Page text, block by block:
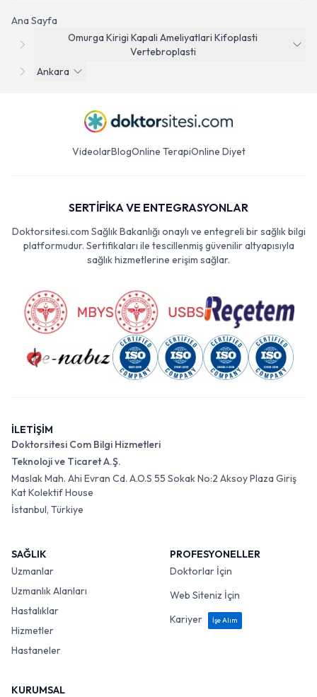
Ana Sayfa
Omurga Kirigi Kapali Ameliyatlari Kifoplasti
Vertebroplasti
Ankara
VideolarBlogOnline TerapiOnline Diyet
SERTİFİKA VE ENTEGRASYONLAR
Doktorsitesi.com Sağlık Bakanlığı onaylı ve entegreli bir sağlık bilgi
platformudur. Sertifikaları ile tescillenmiş güvenilir altyapısıyla
sağlık hizmetlerine erişim sağlar.
İLETİŞİM
Doktorsitesi Com Bilgi Hizmetleri
Teknoloji ve Ticaret A.Ş.
Maslak Mah. Ahi Evran Cd. A.O.S 55 Sokak No:2 Aksoy Plaza Giriş
Kat Kolektif House
İstanbul, Türkiye
SAĞLIK
Uzmanlar
Uzmanlık Alanları
Hastalıklar
Hizmetler
Hastaneler
PROFESYONELLER
Doktorlar İçin
Web Siteniz İçin
Kariyer
İşe Alım
KURUMSAL